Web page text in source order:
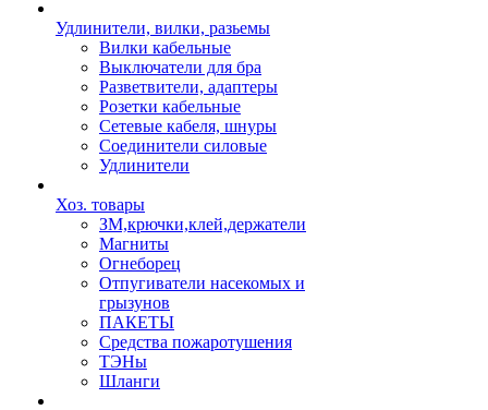
Удлинители, вилки, разьемы
Вилки кабельные
Выключатели для бра
Разветвители, адаптеры
Розетки кабельные
Сетевые кабеля, шнуры
Соединители силовые
Удлинители
Хоз. товары
ЗМ,крючки,клей,держатели
Магниты
Огнеборец
Отпугиватели насекомых и
грызунов
ПАКЕТЫ
Средства пожаротушения
ТЭНы
Шланги